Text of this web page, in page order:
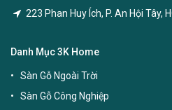
223 Phan Huy Ích, P. An Hội Tây,
Danh Mục 3K Home
Sàn Gỗ Ngoài Trời
Sàn Gỗ Công Nghiệp